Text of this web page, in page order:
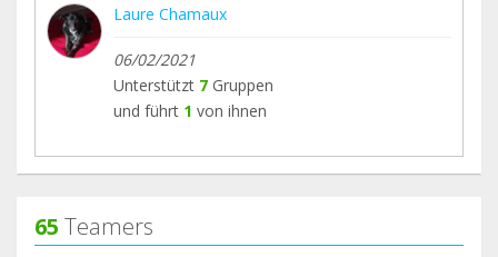
Laure Chamaux
06/02/2021
Unterstützt 7 Gruppen
und führt 1 von ihnen
65 Teamers